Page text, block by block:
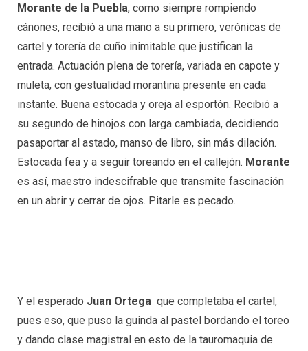
Morante de la Puebla, como siempre rompiendo
cánones, recibió a una mano a su primero, verónicas de
cartel y torería de cuño inimitable que justifican la
entrada. Actuación plena de torería, variada en capote y
muleta, con gestualidad morantina presente en cada
instante. Buena estocada y oreja al esportón. Recibió a
su segundo de hinojos con larga cambiada, decidiendo
pasaportar al astado, manso de libro, sin más dilación.
Estocada fea y a seguir toreando en el callejón. Morante
es así, maestro indescifrable que transmite fascinación
en un abrir y cerrar de ojos. Pitarle es pecado.
Y el esperado Juan Ortega que completaba el cartel,
pues eso, que puso la guinda al pastel bordando el toreo
y dando clase magistral en esto de la tauromaquia de